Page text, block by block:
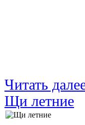
Читать
Щи летние